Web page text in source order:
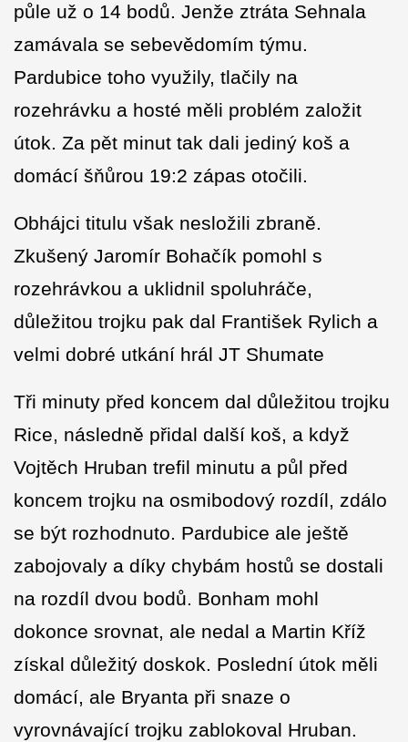
půle už o 14 bodů. Jenže ztráta Sehnala
zamávala se sebevědomím týmu.
Pardubice toho využily, tlačily na
rozehrávku a hosté měli problém založit
útok. Za pět minut tak dali jediný koš a
domácí šňůrou 19:2 zápas otočili.
Obhájci titulu však nesložili zbraně.
Zkušený Jaromír Bohačík pomohl s
rozehrávkou a uklidnil spoluhráče,
důležitou trojku pak dal František Rylich a
velmi dobré utkání hrál JT Shumate
Tři minuty před koncem dal důležitou trojku
Rice, následně přidal další koš, a když
Vojtěch Hruban trefil minutu a půl před
koncem trojku na osmibodový rozdíl, zdálo
se být rozhodnuto. Pardubice ale ještě
zabojovaly a díky chybám hostů se dostali
na rozdíl dvou bodů. Bonham mohl
dokonce srovnat, ale nedal a Martin Kříž
získal důležitý doskok. Poslední útok měli
domácí, ale Bryanta při snaze o
vyrovnávající trojku zablokoval Hruban.